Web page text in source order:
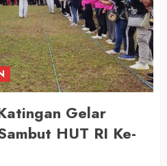
Gelar
HUT RI Ke-